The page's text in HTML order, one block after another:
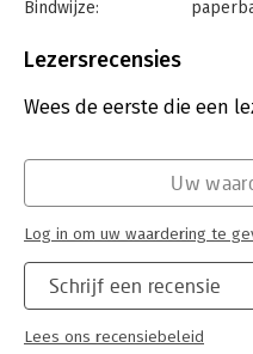
Bindwijze:
Uitgever:
Verschijningsdatum:
17-5-
Lezersrecensies
Wees de eerste die een
Schrijf een recensie
Lees ons recensiebeleid
Uw
Log in om uw waardering te